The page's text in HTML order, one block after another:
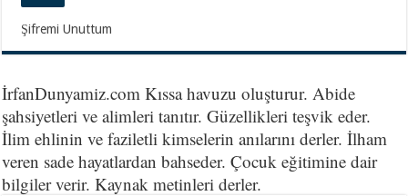
Şifremi Unuttum
İrfanDunyamiz.com Kıssa havuzu oluşturur. Abide
şahsiyetleri ve alimleri tanıtır. Güzellikleri teşvik eder.
İlim ehlinin ve faziletli kimselerin anılarını derler. İlham
veren sade hayatlardan bahseder. Çocuk eğitimine dair
bilgiler verir. Kaynak metinleri derler.